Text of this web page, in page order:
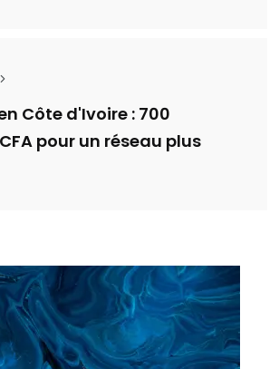
Côte d'Ivoire : 700
pour un réseau plus